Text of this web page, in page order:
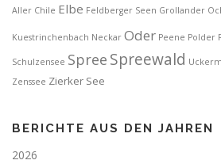
a
t
i
o
Aller Chile Elbe Feldberger Seen Grollander
Kuestrinchenbach Neckar Oder Peene Polder
Schulzensee Spree Spreewald
Zenssee Zierker See
BERICHTE AUS DEN JAHREN
2026